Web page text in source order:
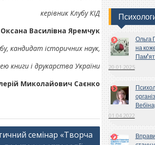
керівник Клубу КІД
Оксана Василівна Яремчук
кандидат історичних наук,
книги і друкарства України
Миколайович Саєнко
семінар «Творча
Ольга
на
20.01.2025
01.04.2022